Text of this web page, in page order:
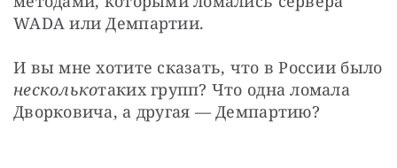
WADA или Демпартии.
несколькотаких групп? Что одна ломала
Дворковича, а другая — Демпартию?